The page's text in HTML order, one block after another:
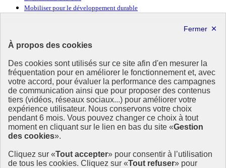
À propos des cookies
Des cookies sont utilisés sur ce site afin d'en mesurer la
fréquentation pour en améliorer le fonctionnement et, avec
votre accord, pour évaluer la performance des campagnes
de communication ainsi que pour proposer des contenus
tiers (vidéos, réseaux sociaux...) pour améliorer votre
expérience utilisateur. Nous conservons votre choix
pendant 6 mois. Vous pouvez changer ce choix à tout
moment en cliquant sur le lien en bas du site «Gestion
des cookies».
Cliquez sur «Tout accepter» pour consentir à l’utilisation
de tous les cookies. Cliquez sur «Tout refuser» pour
Mobiliser pour le développement durable
Ressources
Ressources
La Méth’ODD
Gouvernement
Ce site propose l’information de référence concernant l’Agenda
2030 et la feuille de route de la France. Il valorise la mobilisation de
tous les acteurs.
info.gouv.fr- ouvre une nouvelle fenêtre
service-public.fr - ouvre une nouvelle fenêtre